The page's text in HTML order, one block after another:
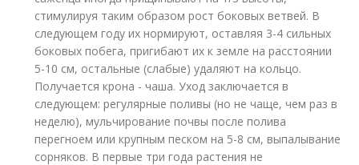
стимулируя таким образом рост боковых ветвей. В
следующем году их нормируют, оставляя 3-4 сильных
боковых побега, пригибают их к земле на расстоянии
5-10 см, остальные (слабые) удаляют на кольцо.
Получается крона - чаша. Уход заключается в
следующем: регулярные поливы (но не чаще, чем раз в
неделю), мульчирование почвы после полива
перегноем или крупным песком на 5-8 см, выпалывание
сорняков. В первые три года растения не